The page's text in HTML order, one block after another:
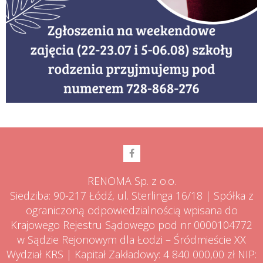
RENOMA Sp. z o.o.
Siedziba: 90-217 Łódź, ul. Sterlinga 16/18 | Spółka z
ograniczoną odpowiedzialnością wpisana do
Krajowego Rejestru Sądowego pod nr 0000104772
w Sądzie Rejonowym dla Łodzi – Śródmieście XX
Wydział KRS | Kapitał Zakładowy: 4 840 000,00 zł NIP: